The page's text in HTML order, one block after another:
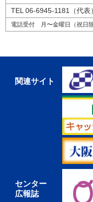
TEL 06-6945-1181（代表
電話受付 月〜金曜日（祝日
関連サイト
センター
広報誌